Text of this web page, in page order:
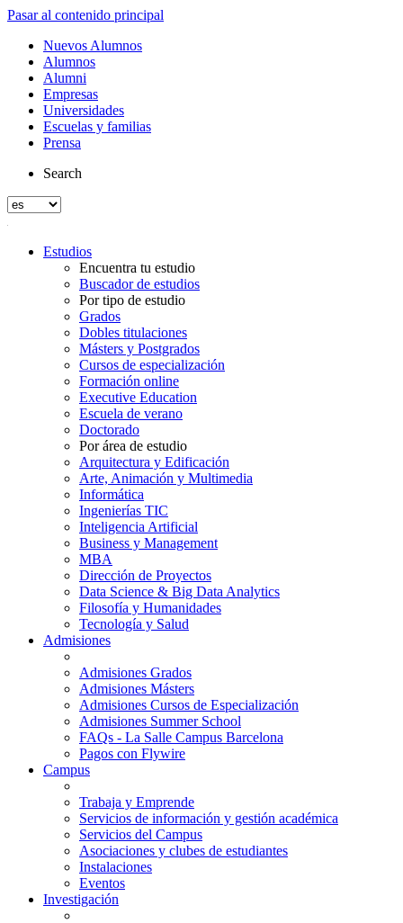
Pasar al contenido principal
Nuevos Alumnos
Alumnos
Alumni
Empresas
Universidades
Escuelas y familias
Prensa
Search
Estudios
Encuentra tu estudio
Buscador de estudios
Por tipo de estudio
Grados
Dobles titulaciones
Másters y Postgrados
Cursos de especialización
Formación online
Executive Education
Escuela de verano
Doctorado
Por área de estudio
Arquitectura y Edificación
Arte, Animación y Multimedia
Informática
Ingenierías TIC
Inteligencia Artificial
Business y Management
MBA
Dirección de Proyectos
Data Science & Big Data Analytics
Filosofía y Humanidades
Tecnología y Salud
Admisiones
Admisiones Grados
Admisiones Másters
Admisiones Cursos de Especialización
Admisiones Summer School
FAQs - La Salle Campus Barcelona
Pagos con Flywire
Campus
Trabaja y Emprende
Servicios de información y gestión académica
Servicios del Campus
Asociaciones y clubes de estudiantes
Instalaciones
Eventos
Investigación